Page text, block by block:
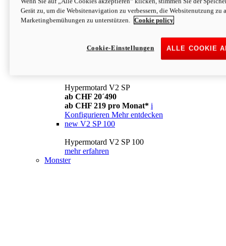
Konfigurieren Mehr entdecken
newV2
ab CHF 169 pro Monat* i
Mehr entdecken
Hypermotard V2 SP
ab CHF 20´490
ab CHF 219 pro Monat* i
Konfigurieren Mehr entdecken
new V2 SP 100
Hypermotard V2 SP 100
mehr erfahren
Monster
Gerät zu, um die Websitenavigation zu verbessern, die Websitenutzung zu
Marketingbemühungen zu unterstützen.
Cookie policy
ALLE COOKIE
Cookie-Einstellungen